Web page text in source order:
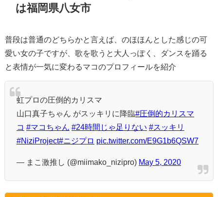
は福岡県八女市
普段は普通のどちらかと言えば、のほほんとした感じの可
愛い女の子ですが、歌を歌うと大人っぽく、ダンスを踊る
と表情が一気に変わるマコのプロフィールを紹介
虹プロの圧倒的カリスマ
山口真子ちゃん がスッキリに降臨#圧倒的カリスマ
コ #マコちゃん #24時間じゃ足りない #スッキリ
#NiziProject#ニジプロ pic.twitter.com/E9G1b6QSW7
— まこ激推し (@miimako_nizipro) May 5, 2020